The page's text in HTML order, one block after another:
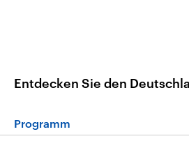
Entdecken Sie den
Programm